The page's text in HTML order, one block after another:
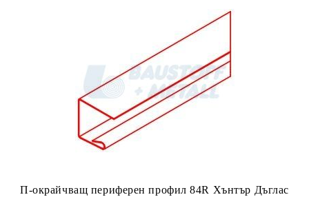
П-окрайчващ периферен профил 84R Хънтър Дъглас